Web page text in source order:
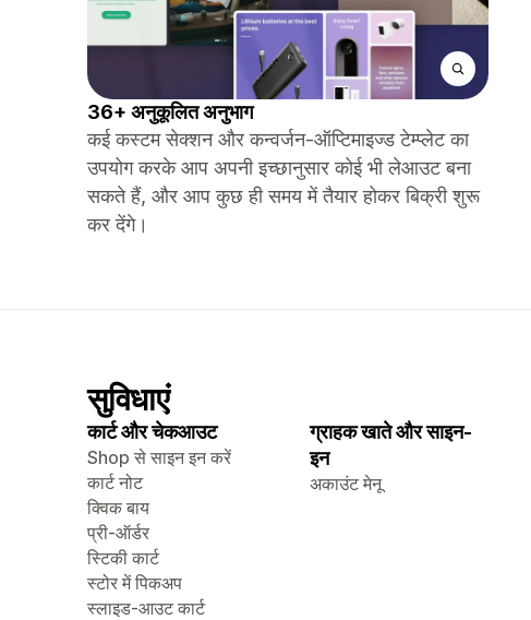
36+ अनुकूलित अनुभाग
कई कस्टम सेक्शन और कन्वर्जन-ऑप्टिमाइज्ड टेम्प्लेट का
उपयोग करके आप अपनी इच्छानुसार कोई भी लेआउट बना
सकते हैं, और आप कुछ ही समय में तैयार होकर बिक्री शुरू
कर देंगे।
सुविधाएं
कार्ट और चेकआउट
Shop से साइन इन करें
कार्ट नोट
क्विक बाय
प्री-ऑर्डर
स्टिकी कार्ट
स्टोर में पिकअप
स्लाइड-आउट कार्ट
ग्राहक खाते और साइन-
इन
अकाउंट मेनू